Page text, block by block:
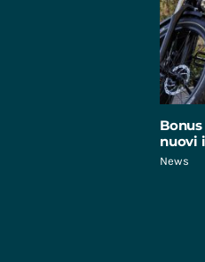
nuovi
News